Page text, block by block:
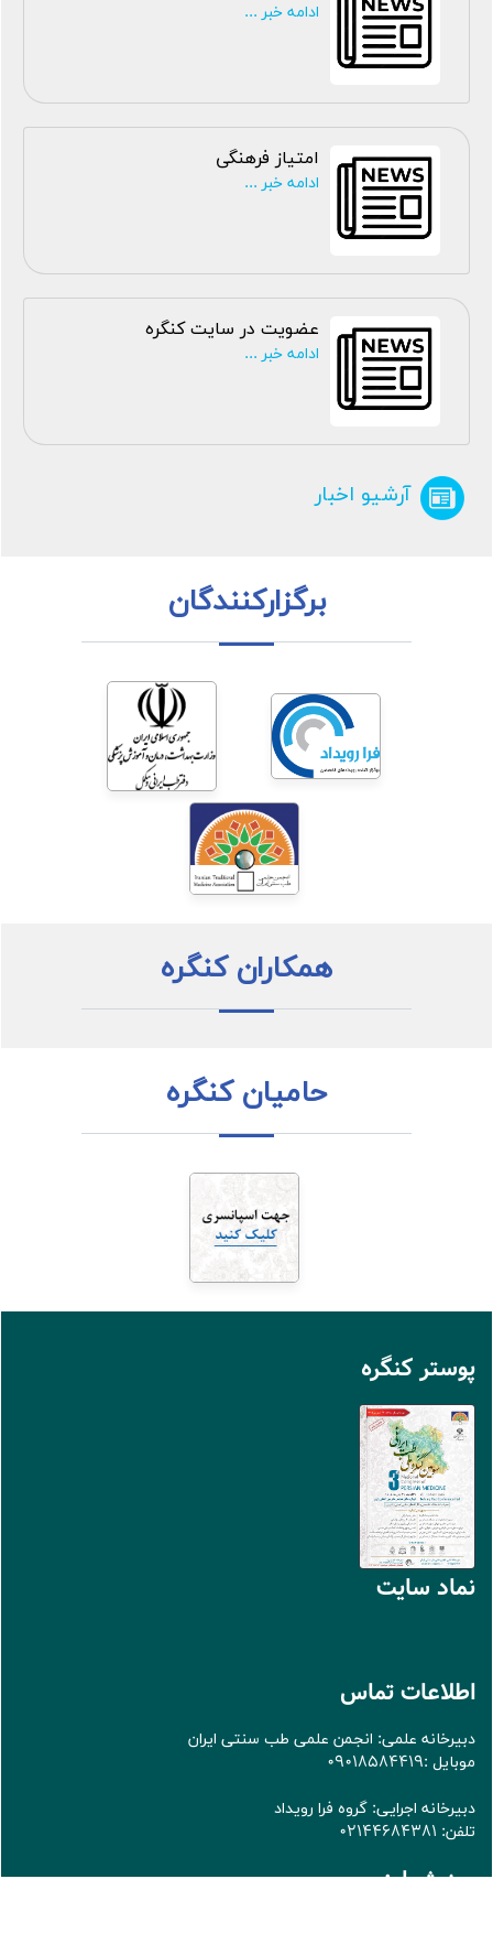
ادامه خبر ...
امتیاز فرهنگی
ادامه خبر ...
عضویت در سایت کنگره
ادامه خبر ...
آرشیو اخبار
برگزارکنندگان
همکاران کنگره
حامیان کنگره
پوستر کنگره
نماد سايت
اطلاعات تماس
دبیرخانه علمی: انجمن علمی طب سنتی ایران
موبایل :09018584419
دبیرخانه اجرایی: گروه فرا رویداد
تلفن: 02144684381
روز شمار: